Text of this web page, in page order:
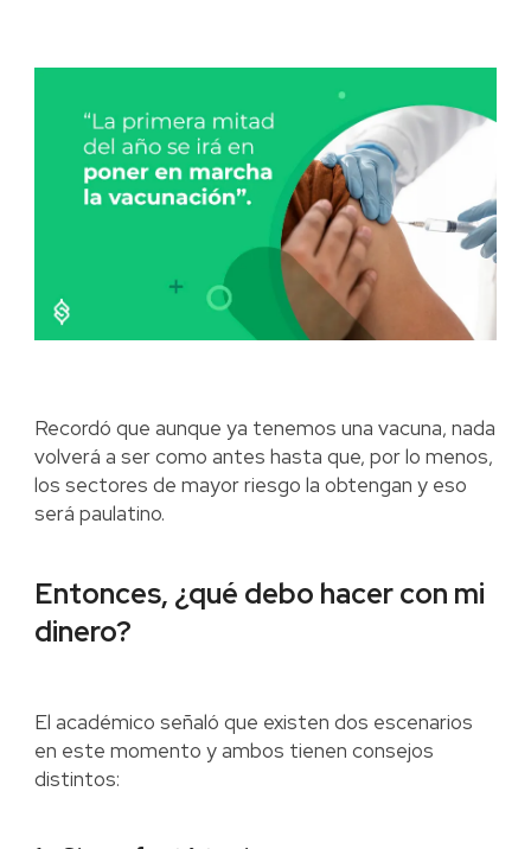
Recordó que aunque ya tenemos una vacuna, nada
volverá a ser como antes hasta que, por lo menos,
los sectores de mayor riesgo la obtengan y eso
será paulatino.
Entonces, ¿qué debo hacer con mi
dinero?
El académico señaló que existen dos escenarios
en este momento y ambos tienen consejos
distintos: